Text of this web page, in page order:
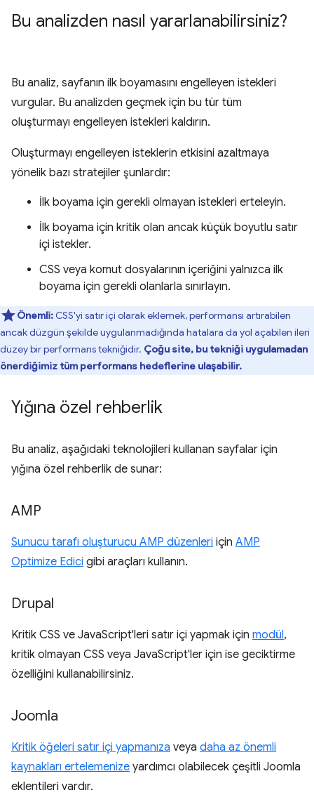
Bu analizden nasıl yararlanabilirsiniz?
Bu analiz, sayfanın ilk boyamasını engelleyen istekleri
vurgular. Bu analizden geçmek için bu tür tüm
oluşturmayı engelleyen istekleri kaldırın.
Oluşturmayı engelleyen isteklerin etkisini azaltmaya
yönelik bazı stratejiler şunlardır:
İlk boyama için gerekli olmayan istekleri erteleyin.
İlk boyama için kritik olan ancak küçük boyutlu satır
içi istekler.
CSS veya komut dosyalarının içeriğini yalnızca ilk
boyama için gerekli olanlarla sınırlayın.
Önemli: CSS'yi satır içi olarak eklemek, performansı artırabilen
ancak düzgün şekilde uygulanmadığında hatalara da yol açabilen ileri
düzey bir performans tekniğidir. Çoğu site, bu tekniği uygulamadan
önerdiğimiz tüm performans hedeflerine ulaşabilir.
Yığına özel rehberlik
Bu analiz, aşağıdaki teknolojileri kullanan sayfalar için
yığına özel rehberlik de sunar:
AMP
Sunucu tarafı oluşturucu AMP düzenleri için AMP
Optimize Edici gibi araçları kullanın.
Drupal
Kritik CSS ve JavaScript'leri satır içi yapmak için modül,
kritik olmayan CSS veya JavaScript'ler için ise geciktirme
özelliğini kullanabilirsiniz.
Joomla
Kritik öğeleri satır içi yapmanıza veya daha az önemli
kaynakları ertelemenize yardımcı olabilecek çeşitli Joomla
eklentileri vardır.